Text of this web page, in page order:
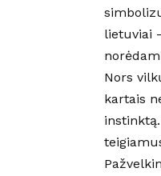
lietuviai
Nors
kartais